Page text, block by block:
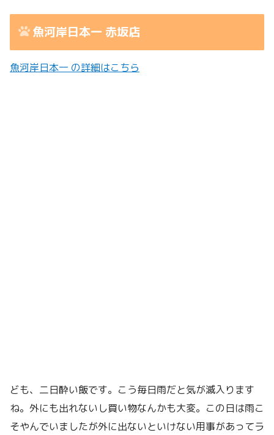
魚河岸日本一 赤坂店
魚河岸日本一 の詳細はこちら
ども、二日酔い飯です。こう毎日雨だと気が滅入ります
ね。外にも出れないし買い物なんかも大変。この日は雨こ
そやんでいましたが外に出ないといけない用事があってラ